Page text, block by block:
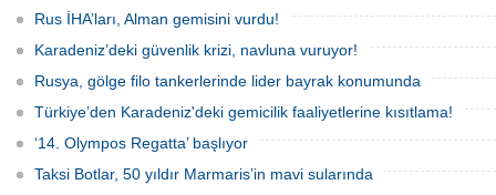
Rus İHA’ları, Alman gemisini vurdu!
Karadeniz’deki güvenlik krizi, navluna vuruyor!
Rusya, gölge filo tankerlerinde lider bayrak konumunda
Türkiye’den Karadeniz'deki gemicilik faaliyetlerine kısıtlama!
‘14. Olympos Regatta’ başlıyor
Taksi Botlar, 50 yıldır Marmaris’in mavi sularında